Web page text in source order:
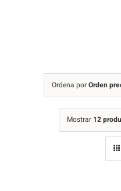
Ordena porOrden
Mostrar 12